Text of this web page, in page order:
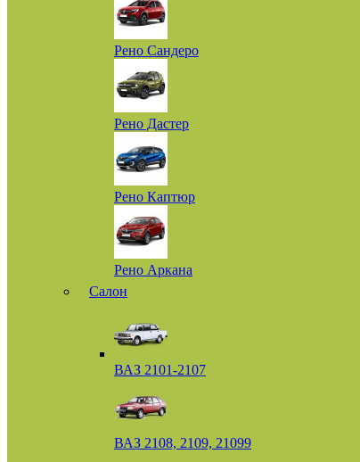
Рено Сандеро
Рено Дастер
Рено Каптюр
Рено Аркана
Салон
ВАЗ 2101-2107
ВАЗ 2108, 2109, 21099